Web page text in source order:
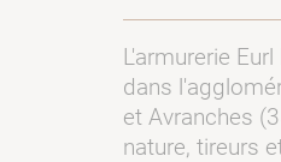
L'armurerie
dans
et Avranches
nature, tireurs